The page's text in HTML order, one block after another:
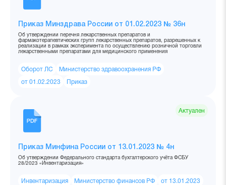
Приказ Минздрава России от 01.02.2023 № 36н
Об утверждении перечня лекарственных препаратов и
фармакотерапевтических групп лекарственных препаратов, разрешенных к
реализации в рамках эксперимента по осуществлению розничной торговли
лекарственными препаратами для медицинского применения
Оборот ЛС Министерство здравоохранения РФ
от 01.02.2023 Приказ
Актуален
Приказ Минфина России от 13.01.2023 № 4н
Об утверждении Федерального стандарта бухгалтерского учёта ФСБУ
28/2023 «Инвентаризация»
Инвентаризация Министерство финансов РФ от 13.01.2023